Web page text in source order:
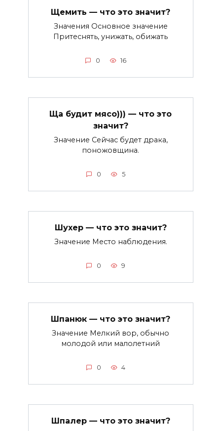
Щемить — что это значит?
Значения Основное значение
Притеснять, унижать, обижать
0 16
Ща будит мясо))) — что это
значит?
Значение Сейчас будет драка,
поножовщина.
0 5
Шухер — что это значит?
Значение Место наблюдения.
0 9
Шпанюк — что это значит?
Значение Мелкий вор, обычно
молодой или малолетний
0 4
Шпалер — что это значит?